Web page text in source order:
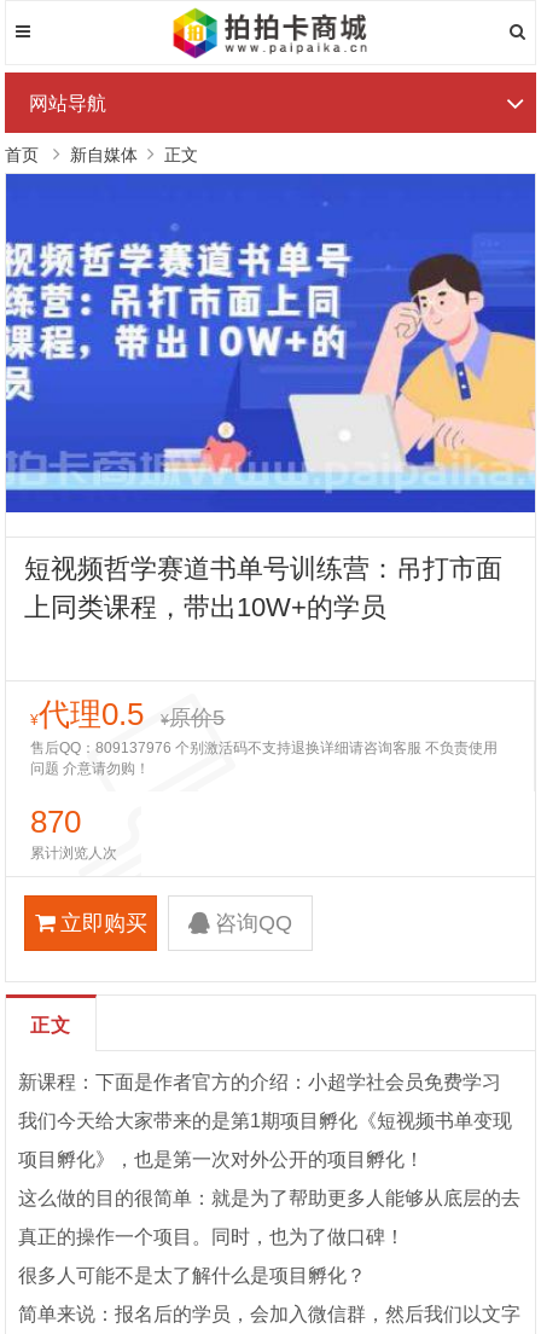
网站导航
首页 新自媒体 正文
短视频哲学赛道书单号训练营：吊打市面
上同类课程，带出10W+的学员
¥代理0.5 ¥原价5
售后QQ：809137976 个别激活码不支持退换详细请咨询客服 不负责使用
问题 介意请勿购！
870
累计浏览人次
立即购买 咨询QQ
正文
新课程：下面是作者官方的介绍：小超学社会员免费学习
我们今天给大家带来的是第1期项目孵化《短视频书单变现
项目孵化》，也是第一次对外公开的项目孵化！
这么做的目的很简单：就是为了帮助更多人能够从底层的去
真正的操作一个项目。同时，也为了做口碑！
很多人可能不是太了解什么是项目孵化？
简单来说：报名后的学员，会加入微信群，然后我们以文字